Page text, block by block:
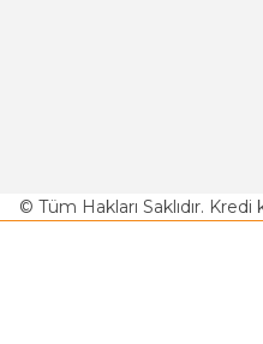
© Tüm Hakları Saklıdır.